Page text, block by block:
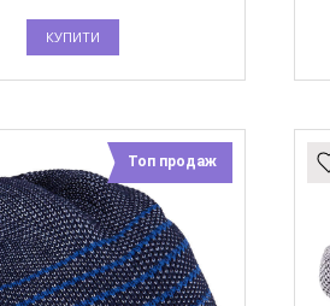
КУПИТИ
Топ продаж